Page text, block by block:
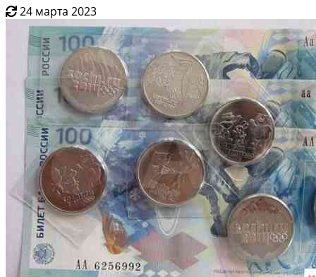
24 марта 2023